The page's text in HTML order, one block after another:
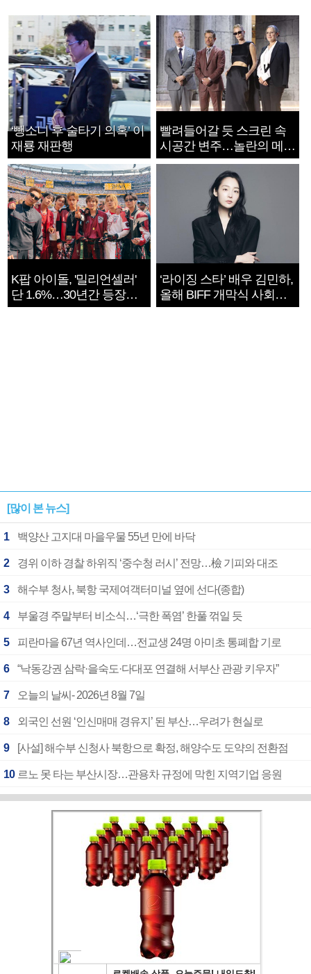
‘뺑소니 후 술타기 의혹’ 이
재룡 재판행
빨려들어갈 듯 스크린 속
시공간 변주…놀란의 메시
지는 ‘전쟁 속죄’
K팝 아이돌, '밀리언셀러'
단 1.6%…30년간 등장
1182개팀 전수조사
‘라이징 스타’ 배우 김민하,
올해 BIFF 개막식 사회자
확정
[많이 본 뉴스]
1 백양산 고지대 마을우물 55년 만에 바닥
2 경위 이하 경찰 하위직 ‘중수청 러시’ 전망…檢 기피와 대조
3 해수부 청사, 북항 국제여객터미널 옆에 선다(종합)
4 부울경 주말부터 비소식…‘극한 폭염’ 한풀 꺾일 듯
5 피란마을 67년 역사인데…전교생 24명 아미초 통폐합 기로
6 “낙동강권 삼락·을숙도·다대포 연결해 서부산 관광 키우자”
7 오늘의 날씨- 2026년 8월 7일
8 외국인 선원 ‘인신매매 경유지’ 된 부산…우려가 현실로
9 [사설] 해수부 신청사 북항으로 확정, 해양수도 도약의 전환점
10 르노 못 타는 부산시장…관용차 규정에 막힌 지역기업 응원